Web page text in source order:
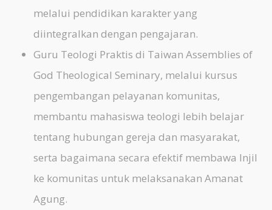
melalui pendidikan karakter yang
diintegralkan dengan pengajaran.
Guru Teologi Praktis di Taiwan Assemblies of
God Theological Seminary, melalui kursus
pengembangan pelayanan komunitas,
membantu mahasiswa teologi lebih belajar
tentang hubungan gereja dan masyarakat,
serta bagaimana secara efektif membawa Injil
ke komunitas untuk melaksanakan Amanat
Agung.